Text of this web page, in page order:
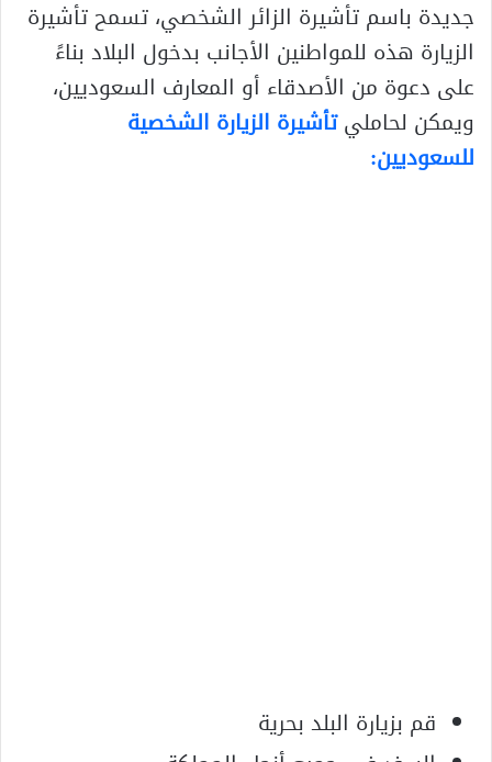
جديدة باسم تأشيرة الزائر الشخصي، تسمح تأشيرة
الزيارة هذه للمواطنين الأجانب بدخول البلاد بناءً
على دعوة من الأصدقاء أو المعارف السعوديين،
ويمكن لحامليتأشيرة الزيارة الشخصية
للسعوديين:
قم بزيارة البلد بحرية